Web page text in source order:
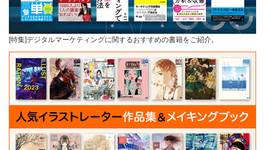
[特集]デジタルマーケティングに関するおすすめの書籍をご紹介。